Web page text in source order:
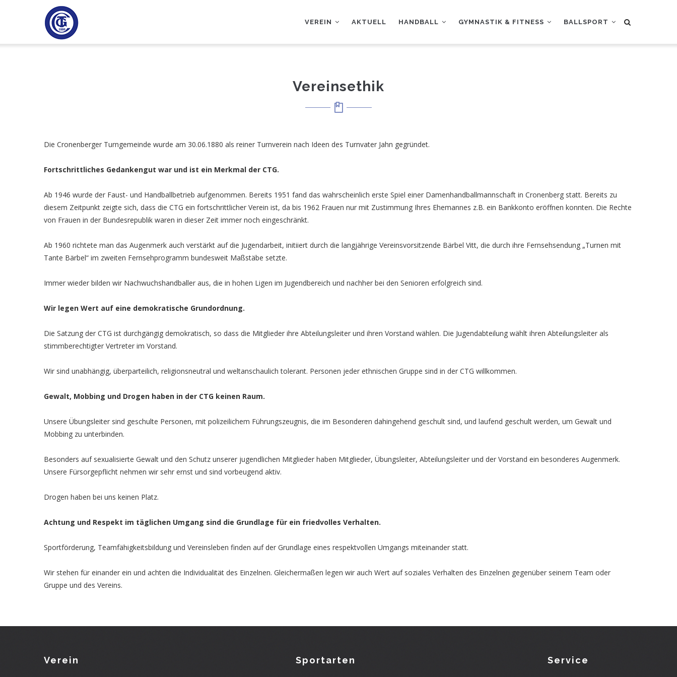
VEREIN AKTUELL HANDBALL GYMNASTIK & FITNESS BALLSPORT
Vereinsethik
Die Cronenberger Turngemeinde wurde am 30.06.1880 als reiner Turnverein nach Ideen des Turnvater Jahn gegründet.
Fortschrittliches Gedankengut war und ist ein Merkmal der CTG.
Ab 1946 wurde der Faust- und Handballbetrieb aufgenommen. Bereits 1951 fand das wahrscheinlich erste Spiel einer Damenhandballmannschaft in Cronenberg statt. Bereits zu
diesem Zeitpunkt zeigte sich, dass die CTG ein fortschrittlicher Verein ist, da bis 1962 Frauen nur mit Zustimmung Ihres Ehemannes z.B. ein Bankkonto eröffnen konnten. Die Rechte
von Frauen in der Bundesrepublik waren in dieser Zeit immer noch eingeschränkt.
Ab 1960 richtete man das Augenmerk auch verstärkt auf die Jugendarbeit, initiiert durch die langjährige Vereinsvorsitzende Bärbel Vitt, die durch ihre Fernsehsendung „Turnen mit
Tante Bärbel“ im zweiten Fernsehprogramm bundesweit Maßstäbe setzte.
Immer wieder bilden wir Nachwuchshandballer aus, die in hohen Ligen im Jugendbereich und nachher bei den Senioren erfolgreich sind.
Wir legen Wert auf eine demokratische Grundordnung.
Die Satzung der CTG ist durchgängig demokratisch, so dass die Mitglieder ihre Abteilungsleiter und ihren Vorstand wählen. Die Jugendabteilung wählt ihren Abteilungsleiter als
stimmberechtigter Vertreter im Vorstand.
Wir sind unabhängig, überparteilich, religionsneutral und weltanschaulich tolerant. Personen jeder ethnischen Gruppe sind in der CTG willkommen.
Gewalt, Mobbing und Drogen haben in der CTG keinen Raum.
Unsere Übungsleiter sind geschulte Personen, mit polizeilichem Führungszeugnis, die im Besonderen dahingehend geschult sind, und laufend geschult werden, um Gewalt und
Mobbing zu unterbinden.
Besonders auf sexualisierte Gewalt und den Schutz unserer jugendlichen Mitglieder haben Mitglieder, Übungsleiter, Abteilungsleiter und der Vorstand ein besonderes Augenmerk.
Unsere Fürsorgepflicht nehmen wir sehr ernst und sind vorbeugend aktiv.
Drogen haben bei uns keinen Platz.
Achtung und Respekt im täglichen Umgang sind die Grundlage für ein friedvolles Verhalten.
Sportförderung, Teamfähigkeitsbildung und Vereinsleben finden auf der Grundlage eines respektvollen Umgangs miteinander statt.
Wir stehen für einander ein und achten die Individualität des Einzelnen. Gleichermaßen legen wir auch Wert auf soziales Verhalten des Einzelnen gegenüber seinem Team oder
Gruppe und des Vereins.
Verein Sportarten Service